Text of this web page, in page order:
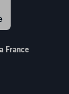
France